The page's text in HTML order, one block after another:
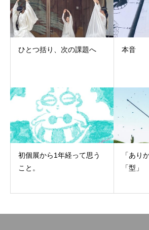
ひとつ括り、次の課題へ 本音
初個展から1年経って思う
こと。
「あり
「型」